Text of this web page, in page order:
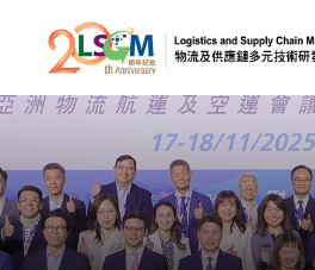
跳到內容（按回車
A A